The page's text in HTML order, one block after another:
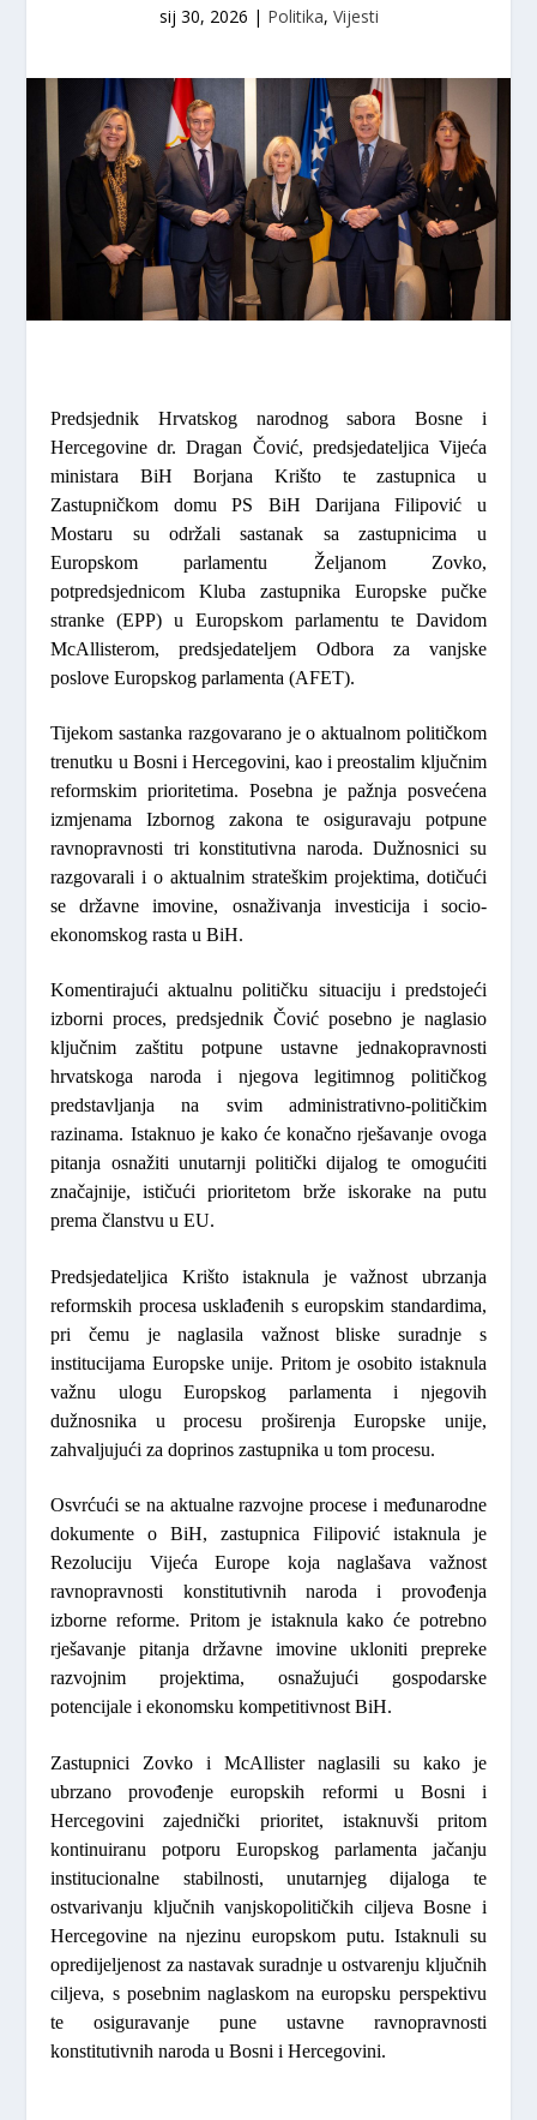
sij 30, 2026 | Politika, Vijesti
Predsjednik Hrvatskog narodnog sabora Bosne i
Hercegovine dr. Dragan Čović, predsjedateljica Vijeća
ministara BiH Borjana Krišto te zastupnica u
Zastupničkom domu PS BiH Darijana Filipović u
Mostaru su održali sastanak sa zastupnicima u
Europskom parlamentu Željanom Zovko,
potpredsjednicom Kluba zastupnika Europske pučke
stranke (EPP) u Europskom parlamentu te Davidom
McAllisterom, predsjedateljem Odbora za vanjske
poslove Europskog parlamenta (AFET).
Tijekom sastanka razgovarano je o aktualnom političkom
trenutku u Bosni i Hercegovini, kao i preostalim ključnim
reformskim prioritetima. Posebna je pažnja posvećena
izmjenama Izbornog zakona te osiguravaju potpune
ravnopravnosti tri konstitutivna naroda. Dužnosnici su
razgovarali i o aktualnim strateškim projektima, dotičući
se državne imovine, osnaživanja investicija i socio-
ekonomskog rasta u BiH.
Komentirajući aktualnu političku situaciju i predstojeći
izborni proces, predsjednik Čović posebno je naglasio
ključnim zaštitu potpune ustavne jednakopravnosti
hrvatskoga naroda i njegova legitimnog političkog
predstavljanja na svim administrativno-političkim
razinama. Istaknuo je kako će konačno rješavanje ovoga
pitanja osnažiti unutarnji politički dijalog te omogućiti
značajnije, ističući prioritetom brže iskorake na putu
prema članstvu u EU.
Predsjedateljica Krišto istaknula je važnost ubrzanja
reformskih procesa usklađenih s europskim standardima,
pri čemu je naglasila važnost bliske suradnje s
institucijama Europske unije. Pritom je osobito istaknula
važnu ulogu Europskog parlamenta i njegovih
dužnosnika u procesu proširenja Europske unije,
zahvaljujući za doprinos zastupnika u tom procesu.
Osvrćući se na aktualne razvojne procese i međunarodne
dokumente o BiH, zastupnica Filipović istaknula je
Rezoluciju Vijeća Europe koja naglašava važnost
ravnopravnosti konstitutivnih naroda i provođenja
izborne reforme. Pritom je istaknula kako će potrebno
rješavanje pitanja državne imovine ukloniti prepreke
razvojnim projektima, osnažujući gospodarske
potencijale i ekonomsku kompetitivnost BiH.
Zastupnici Zovko i McAllister naglasili su kako je
ubrzano provođenje europskih reformi u Bosni i
Hercegovini zajednički prioritet, istaknuvši pritom
kontinuiranu potporu Europskog parlamenta jačanju
institucionalne stabilnosti, unutarnjeg dijaloga te
ostvarivanju ključnih vanjskopolitičkih ciljeva Bosne i
Hercegovine na njezinu europskom putu. Istaknuli su
opredijeljenost za nastavak suradnje u ostvarenju ključnih
ciljeva, s posebnim naglaskom na europsku perspektivu
te osiguravanje pune ustavne ravnopravnosti
konstitutivnih naroda u Bosni i Hercegovini.